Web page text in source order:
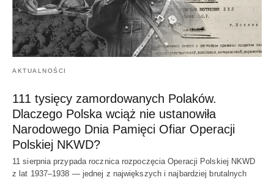
AKTUALNOŚCI
111 tysięcy zamordowanych Polaków.
Dlaczego Polska wciąż nie ustanowiła
Narodowego Dnia Pamięci Ofiar Operacji
Polskiej NKWD?
11 sierpnia przypada rocznica rozpoczęcia Operacji Polskiej NKWD
z lat 1937–1938 — jednej z największych i najbardziej brutalnych